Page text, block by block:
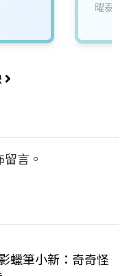
曜泰科
言。
蠟筆小新：奇奇怪